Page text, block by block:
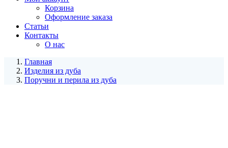
Корзина
Оформление заказа
Статьи
Контакты
О нас
Главная
Изделия из дуба
Поручни и перила из дуба